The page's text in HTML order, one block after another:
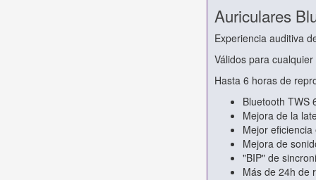
Auriculares
Experiencia auditiva
Válidos para
Hasta 6 horas de
Bluetooth TWS
Mejora de la
Mejor
Mejora de
"BIP" de
Más de 24h de